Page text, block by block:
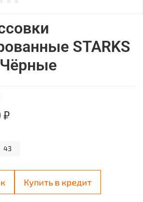
STARKS
₽
Купить в кредит
43